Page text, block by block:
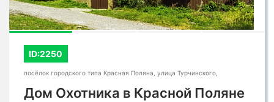
ID:2250
посёлок городского типа Красная Поляна, улица Турчинского,
Дом Охотника в Красной Поляне